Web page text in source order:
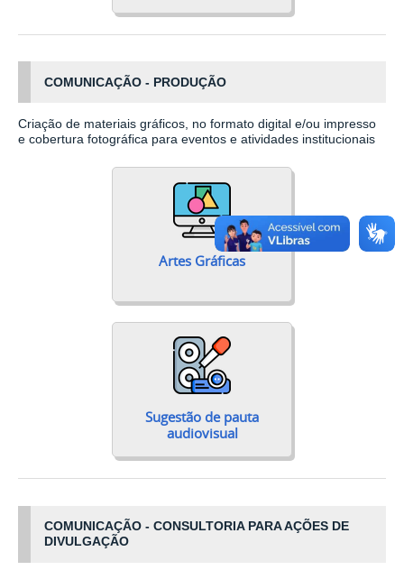
COMUNICAÇÃO - PRODUÇÃO
Criação de materiais gráficos, no formato digital e/ou impresso
e cobertura fotográfica para eventos e atividades institucionais
Artes Gráficas
Sugestão de pauta
audiovisual
COMUNICAÇÃO - CONSULTORIA PARA AÇÕES DE
DIVULGAÇÃO